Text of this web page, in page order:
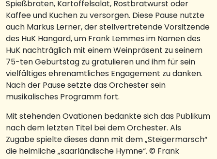
Spießbraten, Kartoffelsalat, Rostbratwurst oder
Kaffee und Kuchen zu versorgen. Diese Pause nutzte
auch Markus Lerner, der stellvertretende Vorsitzende
des HuK Hangard, um Frank Lemmes im Namen des
HuK nachträglich mit einem Weinpräsent zu seinem
75-ten Geburtstag zu gratulieren und ihm für sein
vielfältiges ehrenamtliches Engagement zu danken.
Nach der Pause setzte das Orchester sein
musikalisches Programm fort.
Mit stehenden Ovationen bedankte sich das Publikum
nach dem letzten Titel bei dem Orchester. Als
Zugabe spielte dieses dann mit dem „Steigermarsch“
die heimliche „saarländische Hymne“. © Frank